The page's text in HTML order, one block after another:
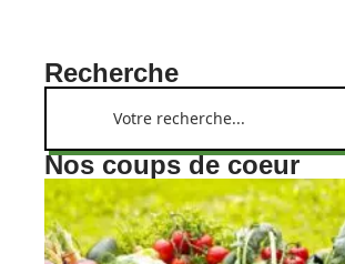
Recherche
Nos coups de coeur